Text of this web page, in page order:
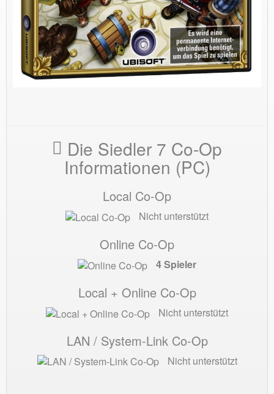
Die Siedler 7 Co-Op
Informationen (PC)
Local Co-Op
Nicht unterstützt
Online Co-Op
4 Spieler
Local + Online Co-Op
Nicht unterstützt
LAN / System-Link Co-Op
Nicht unterstützt